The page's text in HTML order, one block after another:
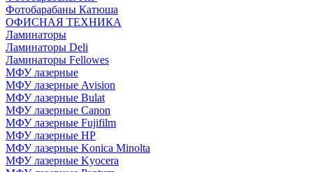
Фотобарабаны Катюша
ОФИСНАЯ ТЕХНИКА
Ламинаторы
Ламинаторы Deli
Ламинаторы Fellowes
МФУ лазерные
МФУ лазерные Avision
МФУ лазерные Bulat
МФУ лазерные Canon
МФУ лазерные Fujifilm
МФУ лазерные HP
МФУ лазерные Konica Minolta
МФУ лазерные Kyocera